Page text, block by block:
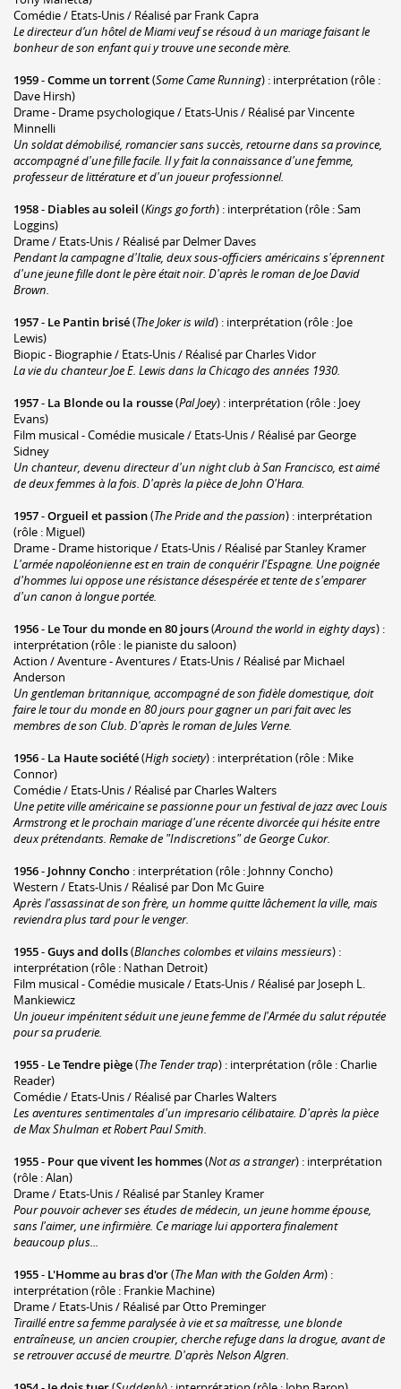
Comédie / Etats-Unis / Réalisé par Frank Capra
Le directeur d’un hôtel de Miami veuf se résoud à un mariage faisant le
bonheur de son enfant qui y trouve une seconde mère.
1959-Comme un torrent(Some Came Running) : interprétation (rôle :
Dave Hirsh)
Drame - Drame psychologique / Etats-Unis / Réalisé par Vincente
Minnelli
Un soldat démobilisé, romancier sans succès, retourne dans sa province,
accompagné d'une fille facile. Il y fait la connaissance d'une femme,
professeur de littérature et d'un joueur professionnel.
1958- Diables au soleil (Kings go forth) : interprétation (rôle : Sam
Loggins)
Drame / Etats-Unis / Réalisé par Delmer Daves
Pendant la campagne d'Italie, deux sous-officiers américains s'éprennent
d'une jeune fille dont le père était noir. D'après le roman de Joe David
Brown.
1957- Le Pantin brisé(The Joker is wild) : interprétation (rôle : Joe
Lewis)
Biopic - Biographie / Etats-Unis / Réalisé par Charles Vidor
La vie du chanteur Joe E. Lewis dans la Chicago des années 1930.
1957- La Blonde ou la rousse(Pal Joey) : interprétation (rôle : Joey
Evans)
Film musical - Comédie musicale / Etats-Unis / Réalisé par George
Sidney
Un chanteur, devenu directeur d'un night club à San Francisco, est aimé
de deux femmes à la fois. D'après la pièce de John O'Hara.
1957-Orgueil et passion(The Pride and the passion) : interprétation
(rôle : Miguel)
Drame - Drame historique / Etats-Unis / Réalisé par Stanley Kramer
L'armée napoléonienne est en train de conquérir l'Espagne. Une poignée
d'hommes lui oppose une résistance désespérée et tente de s'emparer
d'un canon à longue portée.
1956- Le Tour du monde en 80 jours(Around the world in eighty days) :
interprétation (rôle : le pianiste du saloon)
Action / Aventure - Aventures / Etats-Unis / Réalisé par Michael
Anderson
Un gentleman britannique, accompagné de son fidèle domestique, doit
faire le tour du monde en 80 jours pour gagner un pari fait avec les
membres de son Club. D'après le roman de Jules Verne.
1956- La Haute société(High society) : interprétation (rôle : Mike
Connor)
Comédie / Etats-Unis / Réalisé par Charles Walters
Une petite ville américaine se passionne pour un festival de jazz avec Louis
Armstrong et le prochain mariage d'une récente divorcée qui hésite entre
deux prétendants. Remake de "Indiscretions" de George Cukor.
1956- Johnny Concho : interprétation (rôle : Johnny Concho)
Western / Etats-Unis / Réalisé par Don Mc Guire
Après l'assassinat de son frère, un homme quitte lâchement la ville, mais
reviendra plus tard pour le venger.
1955-Guys and dolls(Blanches colombes et vilains messieurs) :
interprétation (rôle : Nathan Detroit)
Film musical - Comédie musicale / Etats-Unis / Réalisé par Joseph L.
Mankiewicz
Un joueur impénitent séduit une jeune femme de l'Armée du salut réputée
pour sa pruderie.
1955- Le Tendre piège(The Tender trap) : interprétation (rôle : Charlie
Reader)
Comédie / Etats-Unis / Réalisé par Charles Walters
Les aventures sentimentales d'un impresario célibataire. D'après la pièce
de Max Shulman et Robert Paul Smith.
1955- Pour que vivent les hommes(Not as a stranger) : interprétation
(rôle : Alan)
Drame / Etats-Unis / Réalisé par Stanley Kramer
Pour pouvoir achever ses études de médecin, un jeune homme épouse,
sans l'aimer, une infirmière. Ce mariage lui apportera finalement
beaucoup plus...
1955- L'Homme au bras d'or(The Man with the Golden Arm) :
interprétation (rôle : Frankie Machine)
Drame / Etats-Unis / Réalisé par Otto Preminger
Tiraillé entre sa femme paralysée à vie et sa maîtresse, une blonde
entraîneuse, un ancien croupier, cherche refuge dans la drogue, avant de
se retrouver accusé de meurtre. D'après Nelson Algren.